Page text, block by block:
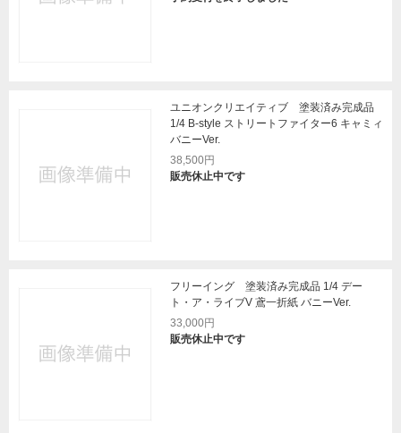
ユニオンクリエイティブ 塗装済み完成品
1/4 B-style ストリートファイター6 キャミィ
バニーVer.
38,500円
販売休止中です
フリーイング 塗装済み完成品 1/4 デー
ト・ア・ライブV 鳶一折紙 バニーVer.
33,000円
販売休止中です